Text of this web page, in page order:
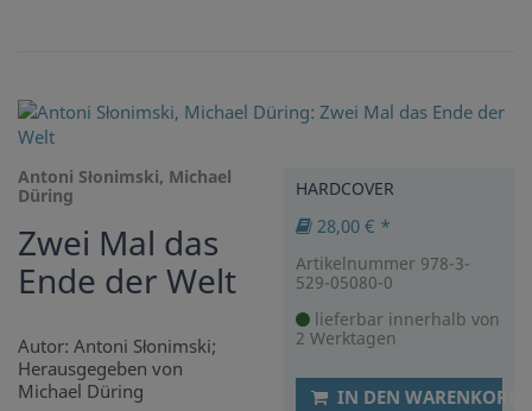
Antoni Słonimski, Michael
Düring
Zwei Mal das
Ende der Welt
Autor: Antoni Słonimski;
Herausgegeben von
Michael Düring
HARDCOVER
28,00 € *
Artikelnummer 978-3-
529-05080-0
lieferbar innerhalb von
2 Werktagen
IN DEN WARENKORB